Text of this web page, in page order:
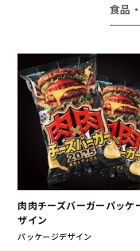
食品
肉肉チーズバーガーパッケ
ザイン
パッケージデザイン